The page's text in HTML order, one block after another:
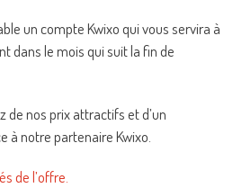
un compte Kwixo qui vous servira à
dans le mois qui suit la fin de
de nos prix attractifs et d’un
à notre partenaire Kwixo.
de l’offre.